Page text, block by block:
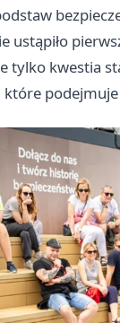
ustąpiło
tylko kwestia
które